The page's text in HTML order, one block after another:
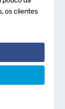
os clientes